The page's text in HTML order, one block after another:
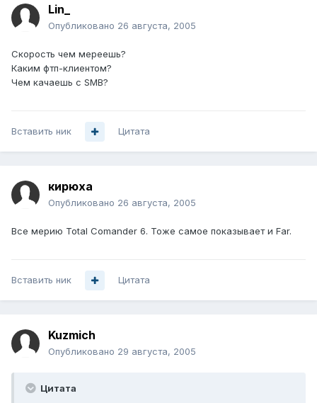
Lin_
Опубликовано 26 августа, 2005
Скорость чем мереешь?
Каким фтп-клиентом?
Чем качаешь с SMB?
Вставить ник Цитата
кирюха
Опубликовано 26 августа, 2005
Все мерию Total Comander 6. Тоже самое показывает и Far.
Вставить ник Цитата
Kuzmich
Опубликовано 29 августа, 2005
Цитата